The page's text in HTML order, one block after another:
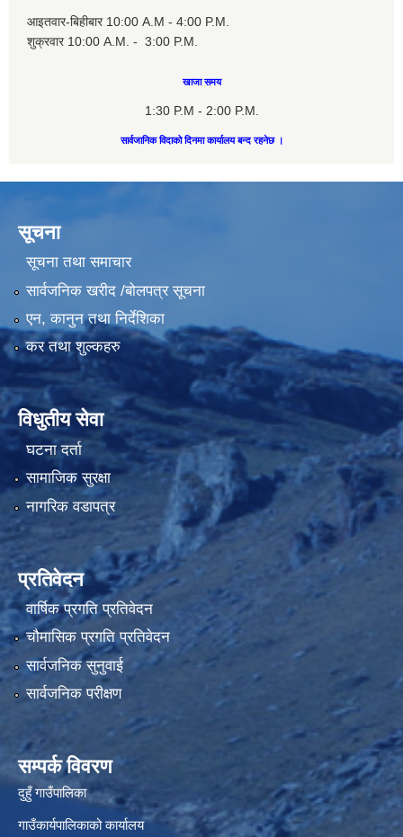
आइतवार-बिहीबार 10:00 A.M - 4:00 P.M.
शुक्रवार 10:00 A.M. - 3:00 P.M.
खाजा समय
1:30 P.M - 2:00 P.M.
सार्वजानिक विदाको दिनमा कार्यालय बन्द रहनेछ ।
सूचना
सूचना तथा समाचार
सार्वजनिक खरीद /बोलपत्र सूचना
एन, कानुन तथा निर्देशिका
कर तथा शुल्कहरु
विधुतीय सेवा
घटना दर्ता
सामाजिक सुरक्षा
नागरिक वडापत्र
प्रतिवेदन
वार्षिक प्रगति प्रतिवेदन
चौमासिक प्रगति प्रतिवेदन
सार्वजनिक सुनुवाई
सार्वजनिक परीक्षण
सम्पर्क विवरण
दुहुँ गाउँपालिका
गाउँकार्यपालिकाको कार्यालय